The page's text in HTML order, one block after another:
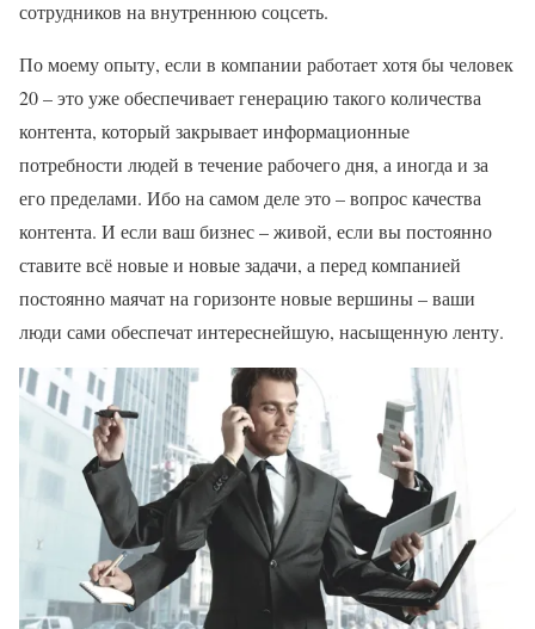
сотрудников на внутреннюю соцсеть.
По моему опыту, если в компании работает хотя бы человек
20 – это уже обеспечивает генерацию такого количества
контента, который закрывает информационные
потребности людей в течение рабочего дня, а иногда и за
его пределами. Ибо на самом деле это – вопрос качества
контента. И если ваш бизнес – живой, если вы постоянно
ставите всё новые и новые задачи, а перед компанией
постоянно маячат на горизонте новые вершины – ваши
люди сами обеспечат интереснейшую, насыщенную ленту.